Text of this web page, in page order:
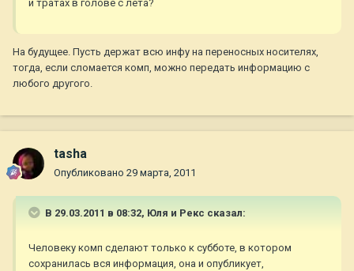
и тратах в голове с лета?
На будущее. Пусть держат всю инфу на переносных носителях,
тогда, если сломается комп, можно передать информацию с
любого другого.
tasha
Опубликовано 29 марта, 2011
В 29.03.2011 в 08:32, Юля и Рекс сказал:
Человеку комп сделают только к субботе, в котором
сохранилась вся информация, она и опубликует,